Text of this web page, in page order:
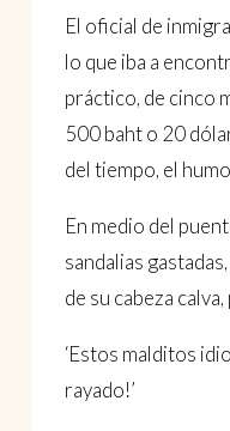
El oficial de
lo que iba a
práctico, de cinco
500 baht o 20
del tiempo, el
En medio del
sandalias
de su cabeza
‘Estos malditos
rayado!’